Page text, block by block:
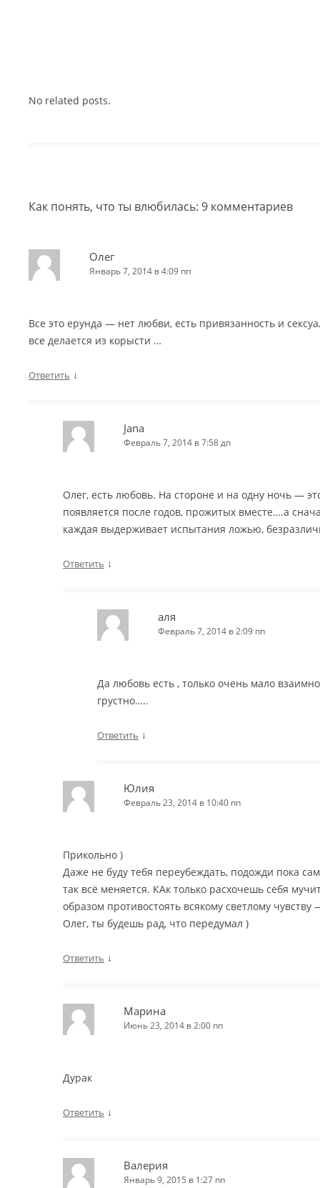
No related posts.
Как понять, что ты влюбилась: 9 комментариев
Олег
Январь 7, 2014 в 4:09 пп
Все это ерунда — нет любви, есть привязанность и
все делается из корысти …
Ответить ↓
Jana
Февраль 7, 2014 в 7:58 дп
Олег, есть любовь. На стороне и на одну ночь —
появляется после годов, прожитых вместе….а
каждая выдерживает испытания ложью,
Ответить ↓
аля
Февраль 7, 2014 в 2:09 пп
Да любовь есть , только очень мало
грустно…..
Ответить ↓
Юлия
Февраль 23, 2014 в 10:40 пп
Прикольно )
Даже не буду тебя переубеждать, подожди пока
так всё меняется. КАк только расхочешь себя
образом противостоять всякому светлому
Олег, ты будешь рад, что передумал )
Ответить ↓
Марина
Июнь 23, 2014 в 2:00 пп
Дурак
Ответить ↓
Валерия
Январь 9, 2015 в 1:27 пп